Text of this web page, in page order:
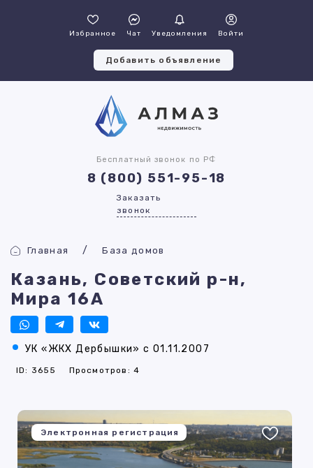
Избранное Чат Уведомления Войти
Добавить объявление
Бесплатный звонок по РФ
8 (800) 551-95-18
Заказать
звонок
Главная База домов
Казань, Советский р-н,
Мира 16А
УК «ЖКХ Дербышки» с 01.11.2007
ID: 3655 Просмотров: 4
Электронная регистрация